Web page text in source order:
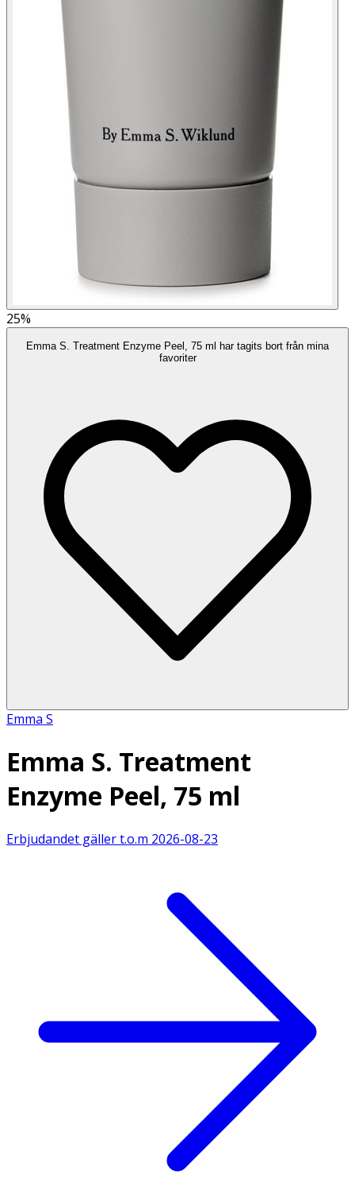
25%
Emma S. Treatment Enzyme Peel, 75 ml har tagits bort från mina
favoriter
Emma S
Emma S. Treatment
Enzyme Peel, 75 ml
Erbjudandet gäller t.o.m 2026-08-23